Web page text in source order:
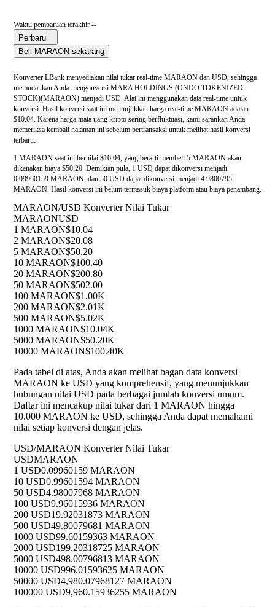
Waktu pembaruan terakhir --
Perbarui
Beli MARAON sekarang
Konverter LBank menyediakan nilai tukar real-time MARAON dan USD, sehingga
memudahkan Anda mengonversi MARA HOLDINGS (ONDO TOKENIZED
STOCK)(MARAON) menjadi USD. Alat ini menggunakan data real-time untuk
konversi. Hasil konversi saat ini menunjukkan harga real-time MARAON adalah
$10.04. Karena harga mata uang kripto sering berfluktuasi, kami sarankan Anda
memeriksa kembali halaman ini sebelum bertransaksi untuk melihat hasil konversi
terbaru.
1 MARAON saat ini bernilai $10.04, yang berarti membeli 5 MARAON akan
dikenakan biaya $50.20. Demikian pula, 1 USD dapat dikonversi menjadi
0.09960159 MARAON, dan 50 USD dapat dikonversi menjadi 4.9800795
MARAON. Hasil konversi ini belum termasuk biaya platform atau biaya penambang.
MARAON/USD Konverter Nilai Tukar
MARAONUSD
1 MARAON$10.04
2 MARAON$20.08
5 MARAON$50.20
10 MARAON$100.40
20 MARAON$200.80
50 MARAON$502.00
100 MARAON$1.00K
200 MARAON$2.01K
500 MARAON$5.02K
1000 MARAON$10.04K
5000 MARAON$50.20K
10000 MARAON$100.40K
Pada tabel di atas, Anda akan melihat bagan data konversi
MARAON ke USD yang komprehensif, yang menunjukkan
hubungan nilai USD pada berbagai jumlah konversi umum.
Daftar ini mencakup nilai tukar dari 1 MARAON hingga
10.000 MARAON ke USD, sehingga Anda dapat memahami
nilai setiap konversi dengan jelas.
USD/MARAON Konverter Nilai Tukar
USDMARAON
1 USD0.09960159 MARAON
10 USD0.99601594 MARAON
50 USD4.98007968 MARAON
100 USD9.96015936 MARAON
200 USD19.92031873 MARAON
500 USD49.80079681 MARAON
1000 USD99.60159363 MARAON
2000 USD199.20318725 MARAON
5000 USD498.00796813 MARAON
10000 USD996.01593625 MARAON
50000 USD4,980.07968127 MARAON
100000 USD9,960.15936255 MARAON